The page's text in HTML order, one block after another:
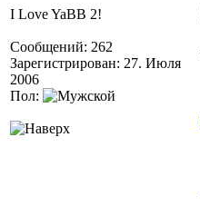
I Love YaBB 2!
Сообщений: 262
Зарегистрирован: 27. Июля
2006
Пол: